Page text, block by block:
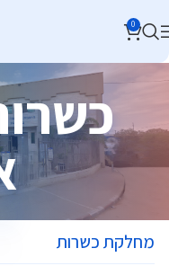
0
מחלקת כשרות